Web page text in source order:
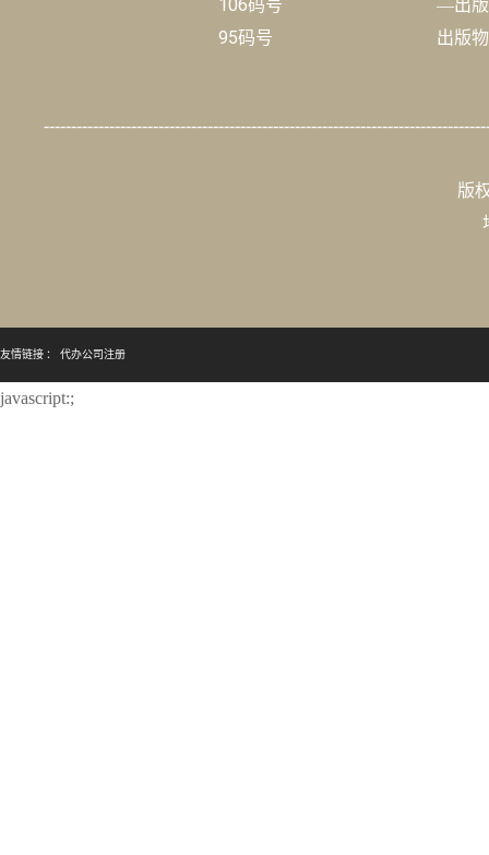
106码号
95码号
—出版
出版
版
友情链接 ： 代办公司注册
javascript:;